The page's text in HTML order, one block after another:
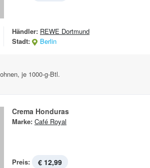
Händler: REWE Dortmund
Stadt:
Berlin
je 1000-g-Btl.
Crema Honduras
Marke: Café Royal
Preis: € 12,99